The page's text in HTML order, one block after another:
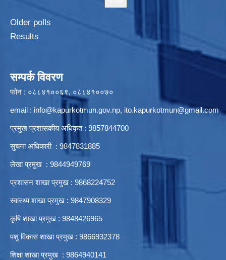
Older polls
Results
सम्पर्क विवरण
फोन : ०८८४१००६९, ०८८४१००७०
email : info@kapurkotmun.gov.np, ito.kapurkotmun@gmail.com
प्रमुख प्रशासकीय अधिकृत : 9857844700
सुचना अधिकारी : 9847831885
लेखा प्रमुख : 9844949769
प्रशासन शाखा प्रमुख : 9868224752
स्वास्थ्य शाखा प्रमुख : 9847908329
कृषि शाखा प्रमुख : 9848426965
पशु विकास शाखा प्रमुख : 9866932378
शिक्षा शाखा प्रमुख : 9864940141